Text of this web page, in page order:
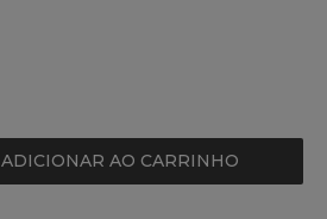
ADICIONAR AO CARRINHO